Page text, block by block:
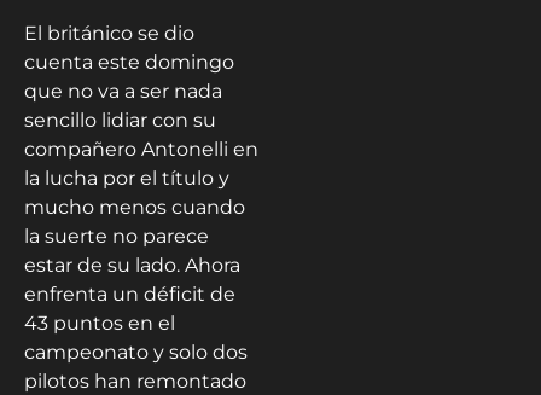
El británico se dio
cuenta este domingo
que no va a ser nada
sencillo lidiar con su
compañero Antonelli en
la lucha por el título y
mucho menos cuando
la suerte no parece
estar de su lado. Ahora
enfrenta un déficit de
43 puntos en el
campeonato y solo dos
pilotos han remontado